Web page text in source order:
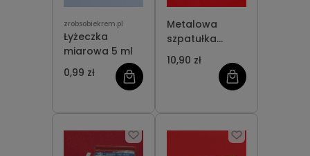
zrobsobiekrem.pl
Łyżeczka
miarowa 5 ml
0,99 zł
Metalowa
szpatułka
dwustronna
10,90 zł